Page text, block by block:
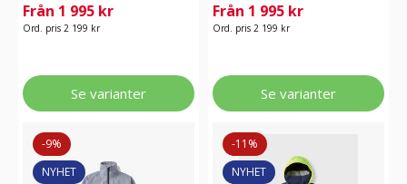
Från 1 995 kr
Ord. pris 2 199 kr
Se varianter
Från 1 995 kr
Ord. pris 2 199 kr
Se varianter
-9%
NYHET
-11%
NYHET